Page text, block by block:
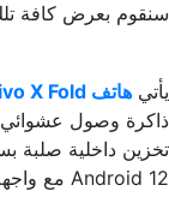
سنقوم بعرض كافة
يأتي هاتف Vivo X Fold+
Android 12 مع واجهة إستخدام فيفو الأساسية.